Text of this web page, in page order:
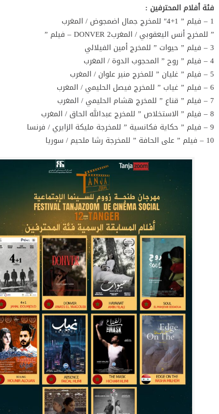
فئة أفلام المحترفين :
1 – فيلم ” 1+4″ للمخرج جمال اضمجوض / المغرب
” للمخرج أنس اليعقوبي / المغربDONVER 2 – فيلم ”
3 – فيلم ” حيوات ” للمخرج أمين الفيلالي
4 – فيلم ” روح ” المحجوب الدوة / المغرب
5 – فيلم ” غليان ” للمخرج منير علوان / المغرب
6 – فيلم ” غياب ” للمخرج فيصل الحليمي / المغرب
7 – فيلم ” قناع ” للمخرج هشام الحليمي / المغرب
8 – فيلم ” الاستخلاص ” للمخرج عبدالله الحاق / المغرب
9 – فيلم ” حكاية فكانسية ” للمخرجة مليكة الزايري / فرنسا
10 – فيلم ” على الحافة ” للمخرجة رشا ملحيم / سوريا